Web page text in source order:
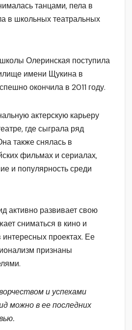
танцами, пела в
в школьных театральных
Олеринская поступила
имени Щукина в
окончила в 2011 году.
актерскую карьеру
где сыграла ряд
также снялась в
фильмах и сериалах,
и популярность среди
активно развивает свою
сниматься в кино и
интересных проектах. Ее
признаны
и успехами
можно в ее последних